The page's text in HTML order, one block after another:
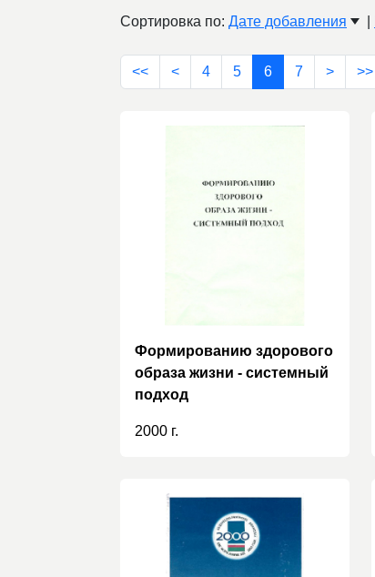
Сортировка по: Дате добавления
<< < 4 5 6 7 > >>
Формированию здорового
образа жизни - системный
подход
2000 г.